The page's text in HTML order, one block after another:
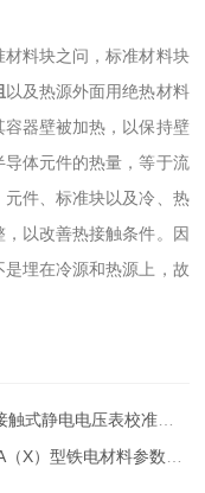
料块之问，标准材料块
以及热源外面用绝热材料
器壁被加热，以保持壁
体元件的热量，等于流
件、标准块以及冷、热
以改善热接触条件。因
埋在冷源和热源上，故
静电电压表校准测量仪
型铁电材料参数测试仪